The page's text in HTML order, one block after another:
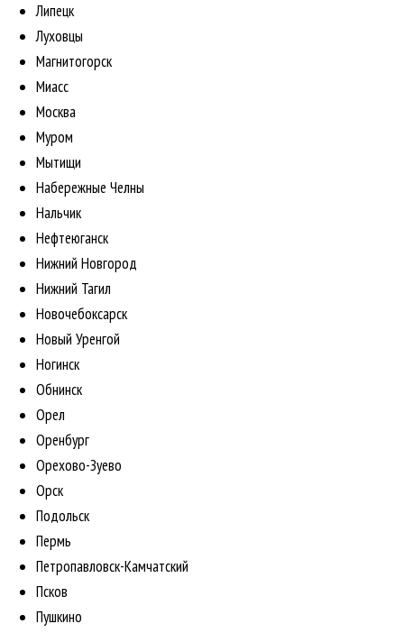
Липецк
Луховцы
Магнитогорск
Миасс
Москва
Муром
Мытищи
Набережные Челны
Нальчик
Нефтеюганск
Нижний Новгород
Нижний Тагил
Новочебоксарск
Новый Уренгой
Ногинск
Обнинск
Орел
Оренбург
Орехово-Зуево
Орск
Подольск
Пермь
Петропавловск-Камчатский
Псков
Пушкино